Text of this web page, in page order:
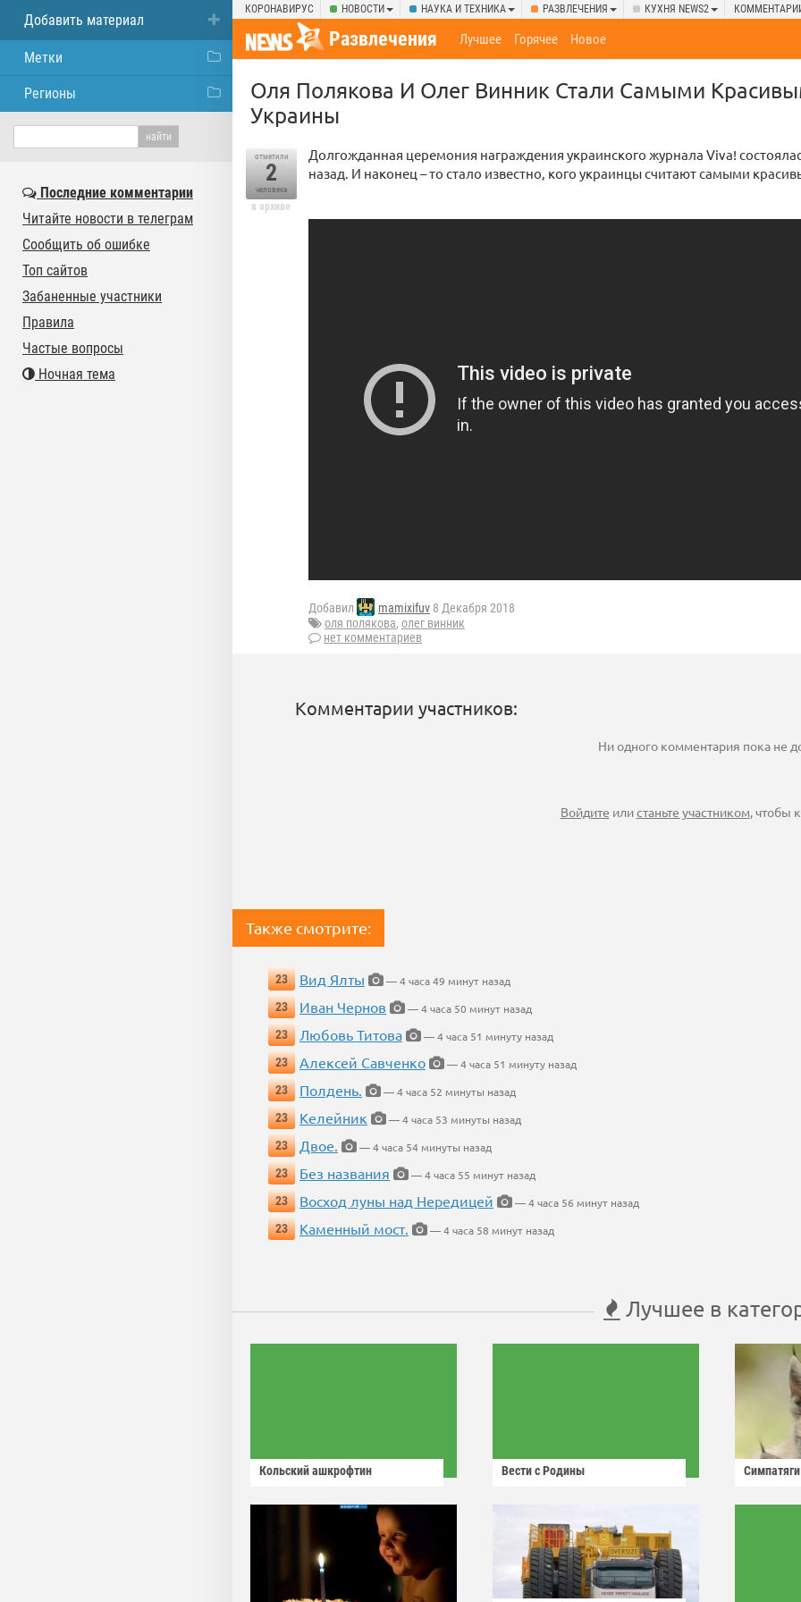
КОРОНАВИРУС НОВОСТИ НАУКА И ТЕХНИКА РАЗВЛЕЧЕНИЯ КУХНЯ NEWS2
Развлечения Лучшее Горячее Новое
Оля Полякова И Олег Винник Стали Самыми
Украины
отметили
2
человека
в архиве
Долгожданная церемония награждения украинского журнала Viva!
назад. И наконец – то стало известно, кого украинцы считают самыми
Добавил mamixifuv 8 Декабря 2018
оля полякова, олег винник
нет комментариев
Комментарии участников:
Ни одного комментария пока не
Войдите илистаньте участником, чтобы
Также смотрите:
23 Вид Ялты
— 4 часа 49 минут назад
23
Иван Чернов
— 4 часа 50 минут назад
23
Любовь Титова
— 4 часа 51 минуту назад
23
Алексей Савченко
— 4 часа 51 минуту назад
23
Полдень.
— 4 часа 52 минуты назад
23
Келейник
— 4 часа 53 минуты назад
23
Двое.
— 4 часа 54 минуты назад
23
Без названия
— 4 часа 55 минут назад
23
Восход луны над Нередицей
— 4 часа 56 минут назад
23
Каменный мост. — 4 часа 58 минут назад
Лучшее в
Кольский ашкрофтин Вести с Родины Симпатяги
Добавить материал
Метки
Регионы
Последние комментарии
Читайте новости в телеграм
Сообщить об ошибке
Топ сайтов
Забаненные участники
Правила
Частые вопросы
Ночная тема